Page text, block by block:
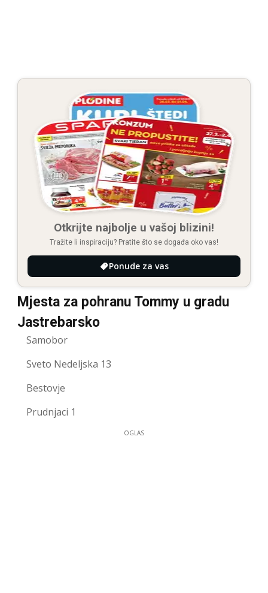
Otkrijte najbolje u vašoj blizini!
Tražite li inspiraciju? Pratite što se događa oko vas!
Ponude za vas
Mjesta za pohranu Tommy u gradu
Jastrebarsko
Samobor
Sveto Nedeljska 13
Bestovje
Prudnjaci 1
OGLAS